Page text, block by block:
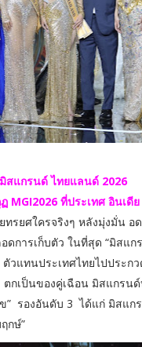
สแกรนด์ ไทยแลนด์ 2026
MGI2026 ที่ประเทศ อินเดีย
ยทรยศใครจริงๆ หลังมุ่งมั่
การเก็บตัว ในที่สุด “มิสแ
วแทนประเทศไทยไปประ
เป็นของคู่เฉือน มิสแกรนด์
” รองอันดับ 3 ได้แก่ มิสแ
กษ์”